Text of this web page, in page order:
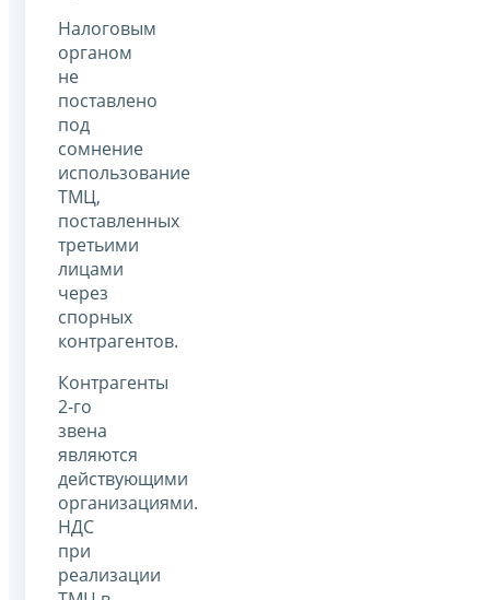
Налоговым
органом
не
поставлено
под
сомнение
использование
ТМЦ,
поставленных
третьими
лицами
через
спорных
контрагентов.
Контрагенты
2-го
звена
являются
действующими
организациями.
НДС
при
реализации